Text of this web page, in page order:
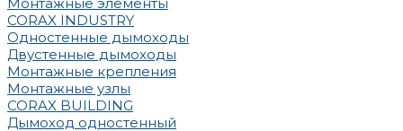
CORAX INDUSTRY
Одностенные дымоходы
Двустенные дымоходы
Монтажные крепления
Монтажные узлы
CORAX BUILDING
Дымоход одностенный